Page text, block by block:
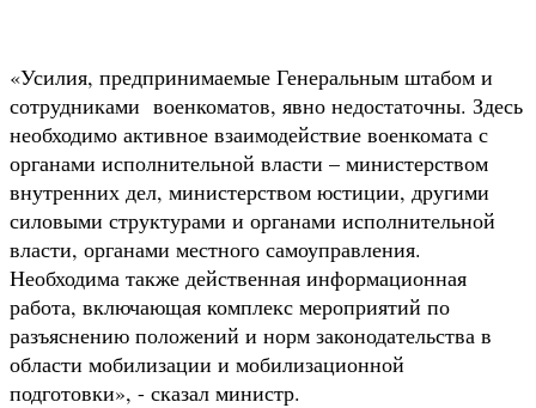
«Усилия, предпринимаемые Генеральным штабом и
сотрудниками военкоматов, явно недостаточны. Здесь
необходимо активное взаимодействие военкомата с
органами исполнительной власти – министерством
внутренних дел, министерством юстиции, другими
силовыми структурами и органами исполнительной
власти, органами местного самоуправления.
Необходима также действенная информационная
работа, включающая комплекс мероприятий по
разъяснению положений и норм законодательства в
области мобилизации и мобилизационной
подготовки», - сказал министр.